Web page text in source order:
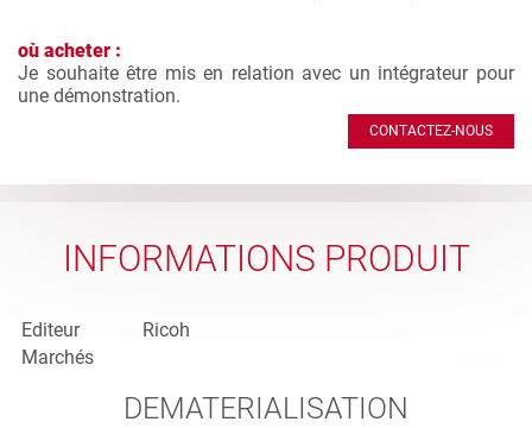
où acheter :
Je souhaite être mis en relation avec un intégrateur pour
une démonstration.
CONTACTEZ-NOUS
INFORMATIONS PRODUIT
Editeur
Ricoh
Marchés
DEMATERIALISATION